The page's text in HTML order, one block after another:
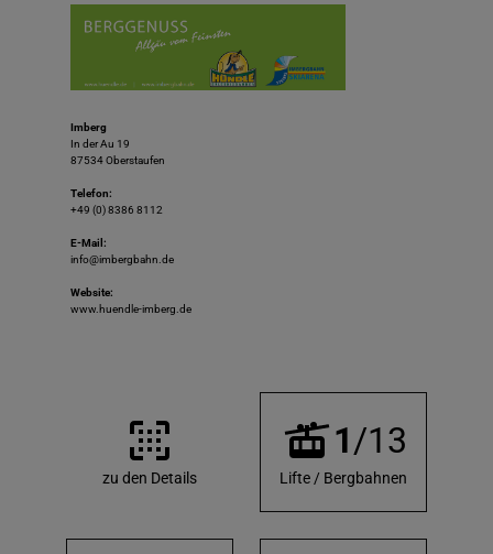
Imberg
In der Au 19
87534 Oberstaufen
Telefon:
+49 (0) 8386 8112
E-Mail:
info@imbergbahn.de
Website:
www.huendle-imberg.de
zu den Details
1/13
Lifte / Bergbahnen